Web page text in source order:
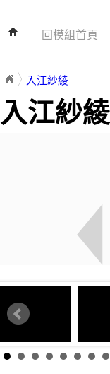
回模組首頁
入江紗綾
入江紗綾